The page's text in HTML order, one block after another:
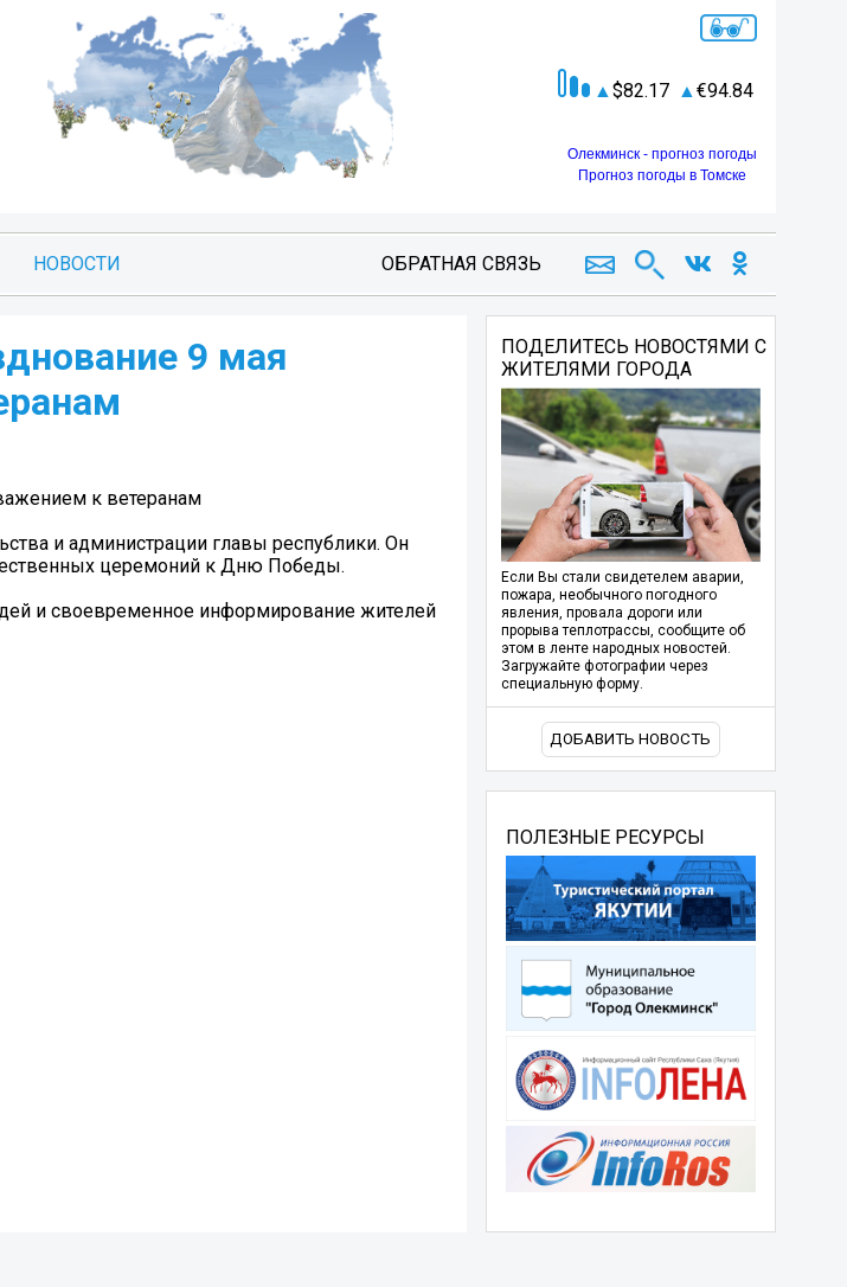
82.17 94.84
Олекминск - прогноз погоды
Прогноз погоды в Томске
НОВОСТИ ОБРАТНАЯ СВЯЗЬ
9 мая
к ветеранам
и администрации главы республики. Он
церемоний к Дню Победы.
и своевременное информирование жителей
ПОДЕЛИТЕСЬ НОВОСТЯМИ С
ЖИТЕЛЯМИ ГОРОДА
Если Вы стали свидетелем аварии,
пожара, необычного погодного
явления, провала дороги или
прорыва теплотрассы, сообщите об
этом в ленте народных новостей.
Загружайте фотографии через
специальную форму.
ДОБАВИТЬ НОВОСТЬ
ПОЛЕЗНЫЕ РЕСУРСЫ